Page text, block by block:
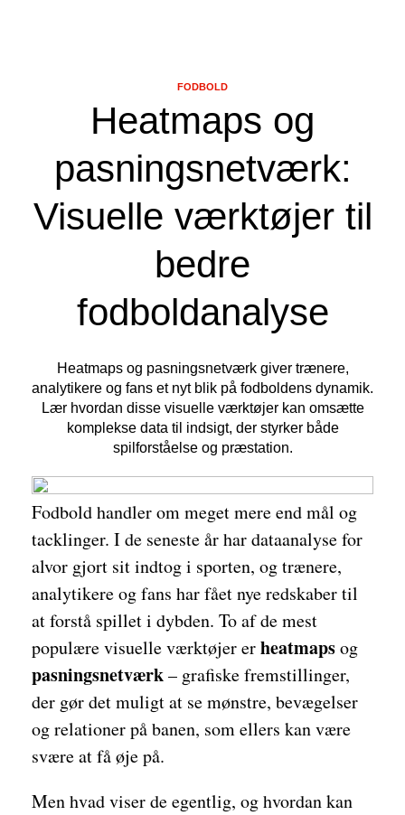
Heatmaps og
pasningsnetværk:
Visuelle værktøjer til
bedre
fodboldanalyse
FODBOLD
Heatmaps og pasningsnetværk giver trænere,
analytikere og fans et nyt blik på fodboldens dynamik.
Lær hvordan disse visuelle værktøjer kan omsætte
komplekse data til indsigt, der styrker både
spilforståelse og præstation.
Fodbold handler om meget mere end mål og
tacklinger. I de seneste år har dataanalyse for
alvor gjort sit indtog i sporten, og trænere,
analytikere og fans har fået nye redskaber til
at forstå spillet i dybden. To af de mest
populære visuelle værktøjer erheatmapsog
pasningsnetværk– grafiske fremstillinger,
der gør det muligt at se mønstre, bevægelser
og relationer på banen, som ellers kan være
svære at få øje på.
Men hvad viser de egentlig, og hvordan kan